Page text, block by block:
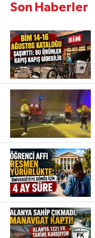
Son Haberler